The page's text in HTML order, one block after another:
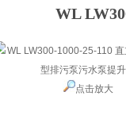
WL
点击放大